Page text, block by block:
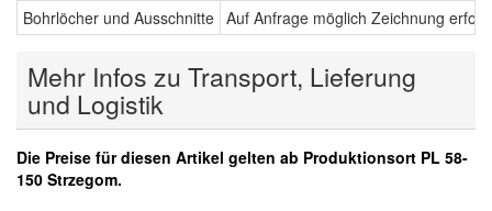
Bohrlöcher und Ausschnitte Auf Anfrage möglich Zeichnung
Mehr Infos zu Transport, Lieferung
und Logistik
Die Preise für diesen Artikel gelten ab Produktionsort PL 58-
150 Strzegom.